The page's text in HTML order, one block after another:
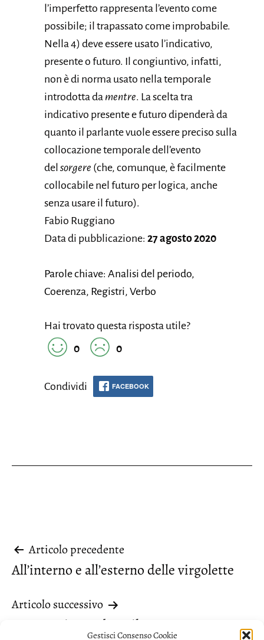
Gestisci Consenso Cookie
l’imperfetto rappresenta l’evento come
possibile; il trapassato come improbabile.
Nella 4) deve essere usato l’indicativo,
presente o futuro. Il congiuntivo, infatti,
non è di norma usato nella temporale
introdotta da mentre. La scelta tra
indicativo presente e futuro dipenderà da
quanto il parlante vuole essere preciso sulla
collocazione temporale dell’evento
del sorgere (che, comunque, è facilmente
collocabile nel futuro per logica, anche
senza usare il futuro).
Fabio Ruggiano
Data di pubblicazione: 27 agosto 2020
Parole chiave: Analisi del periodo,
Coerenza, Registri, Verbo
Hai trovato questa risposta utile?
0
0
Condividi FACEBOOK
Navigazione
articoli
Articolo precedente
All’interno e all’esterno delle virgolette
Articolo successivo
“Raro” prima e dopo il nome